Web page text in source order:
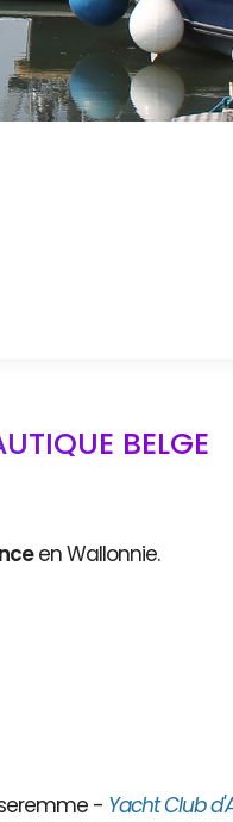
BELGE
en Wallonnie.
- Yacht Club